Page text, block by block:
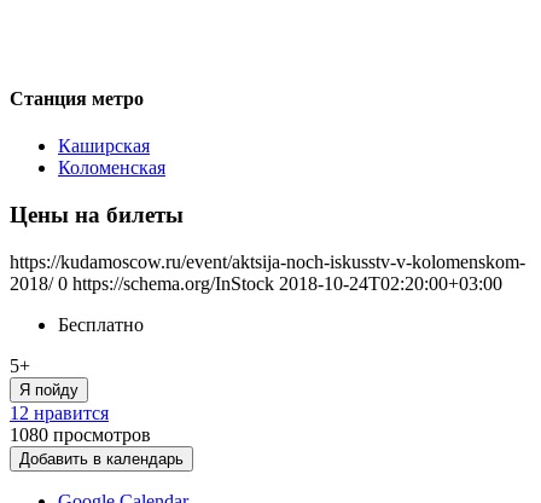
Станция метро
Каширская
Коломенская
Цены на билеты
https://kudamoscow.ru/event/aktsija-noch-iskusstv-v-kolomenskom-
2018/ 0 https://schema.org/InStock 2018-10-24T02:20:00+03:00
Бесплатно
5+
Я пойду
12 нравится
1080 просмотров
Добавить в календарь